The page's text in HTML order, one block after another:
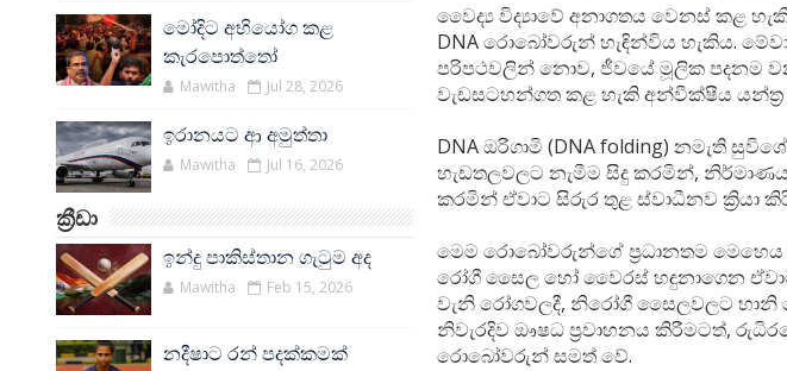
මෝදිට අභියෝග කළ
කැරපොත්තෝ
Mawitha Jul 28, 2026
ඉරානයට ආ අමුත්තා
Mawitha Jul 16, 2026
ක්‍රීඩා
ඉන්දු පාකිස්තාන ගැටුම අද
Mawitha Feb 15, 2026
නදීෂාට රන් පදක්කමක්
වෛද්‍ය විද්‍යාවේ අනාගතය වෙනස් කළ
DNA රොබෝවරුන් හැඳින්විය හැකිය.
පරිපථවලින් නොව, ජීවයේ මූලික පදනම
වැඩසටහන්ගත කළ හැකි අන්වීක්ෂීය යන්ත්‍ර
DNA ඔරිගාමි (DNA folding) නමැති
හැඩතලවලට නැමීම සිදු කරමින්,
කරමින් ඒවාට සිරුර තුළ ස්වාධීනව ක්‍රියා
මෙම රොබෝවරුන්ගේ ප්‍රධානතම
රෝගී සෛල හෝ වෛරස් හඳුනාගෙන
වැනි රෝගවලදී, නිරෝගී සෛලවලට හානි
නිවැරදිව ඖෂධ ප්‍රවාහනය කිරීමටත්,
රොබෝවරුන් සමත් වේ.